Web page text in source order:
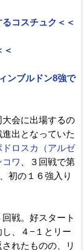
コスチュク＜＜
＜
ンブルドン8強で
会に出場するの
出となっていた
ドロスカ（アルゼ
コワ
、３回戦で第
初の１６強入り
戦。好スタート
、４−１とリー
れたものの、リ